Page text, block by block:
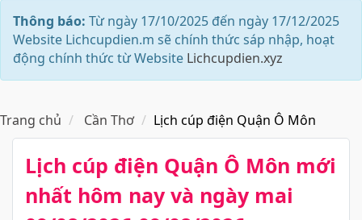
Thông báo: Từ ngày 17/10/2025 đến ngày 17/12/2025
Website Lichcupdien.m sẽ chính thức sáp nhập, hoạt
động chính thức từ Website Lichcupdien.xyz
Trang chủ Cần Thơ Lịch cúp điện Quận Ô Môn
Lịch cúp điện Quận Ô Môn​ mới
nhất hôm nay và ngày mai